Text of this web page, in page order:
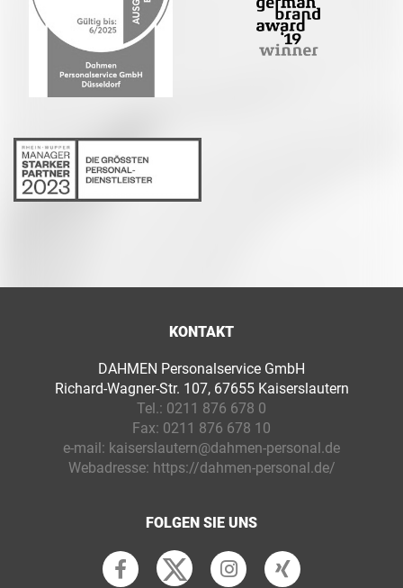
KONTAKT
DAHMEN Personalservice GmbH
Richard-Wagner-Str. 107, 67655 Kaiserslautern
Tel.: 0211 876 678 0
Fax: 0211 876 678 10
e-mail: kaiserslautern@dahmen-personal.de
Webadresse: https://dahmen-personal.de/
FOLGEN SIE UNS